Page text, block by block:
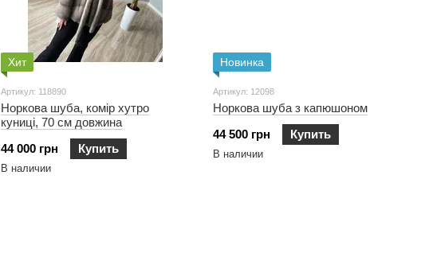
Хит
Артикул: 118890
Норкова шуба, комір хутро
куниці, 70 см довжина
44 000 грн
Купить
В наличии
Новинка
Артикул: 12098
Норкова шуба з капюшоном
44 500 грн
Купить
В наличии